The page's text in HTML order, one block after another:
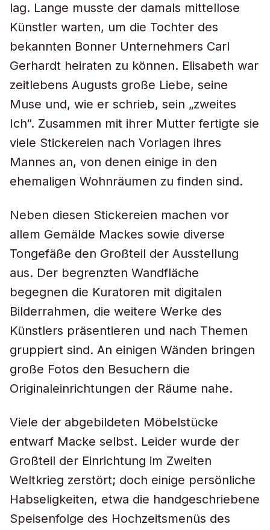
lag. Lange musste der damals mittellose
Künstler warten, um die Tochter des
bekannten Bonner Unternehmers Carl
Gerhardt heiraten zu können. Elisabeth war
zeitlebens Augusts große Liebe, seine
Muse und, wie er schrieb, sein „zweites
Ich“. Zusammen mit ihrer Mutter fertigte sie
viele Stickereien nach Vorlagen ihres
Mannes an, von denen einige in den
ehemaligen Wohnräumen zu finden sind.
Neben diesen Stickereien machen vor
allem Gemälde Mackes sowie diverse
Tongefäße den Großteil der Ausstellung
aus. Der begrenzten Wandfläche
begegnen die Kuratoren mit digitalen
Bilderrahmen, die weitere Werke des
Künstlers präsentieren und nach Themen
gruppiert sind. An einigen Wänden bringen
große Fotos den Besuchern die
Originaleinrichtungen der Räume nahe.
Viele der abgebildeten Möbelstücke
entwarf Macke selbst. Leider wurde der
Großteil der Einrichtung im Zweiten
Weltkrieg zerstört; doch einige persönliche
Habseligkeiten, etwa die handgeschriebene
Speisenfolge des Hochzeitsmenüs des